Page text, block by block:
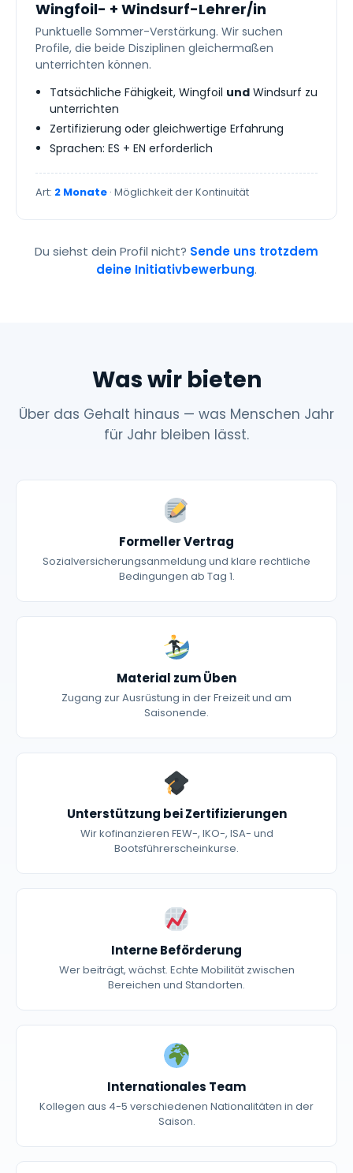
Wingfoil- + Windsurf-Lehrer/in
Punktuelle Sommer-Verstärkung. Wir suchen
Profile, die beide Disziplinen gleichermaßen
unterrichten können.
Tatsächliche Fähigkeit, Wingfoil und Windsurf zu
unterrichten
Zertifizierung oder gleichwertige Erfahrung
Sprachen: ES + EN erforderlich
Art: 2 Monate · Möglichkeit der Kontinuität
Du siehst dein Profil nicht? Sende uns trotzdem
deine Initiativbewerbung.
Was wir bieten
Über das Gehalt hinaus — was Menschen Jahr
für Jahr bleiben lässt.
Formeller Vertrag
Sozialversicherungsanmeldung und klare rechtliche
Bedingungen ab Tag 1.
Material zum Üben
Zugang zur Ausrüstung in der Freizeit und am
Saisonende.
Unterstützung bei Zertifizierungen
Wir kofinanzieren FEW-, IKO-, ISA- und
Bootsführerscheinkurse.
Interne Beförderung
Wer beiträgt, wächst. Echte Mobilität zwischen
Bereichen und Standorten.
Internationales Team
Kollegen aus 4-5 verschiedenen Nationalitäten in der
Saison.